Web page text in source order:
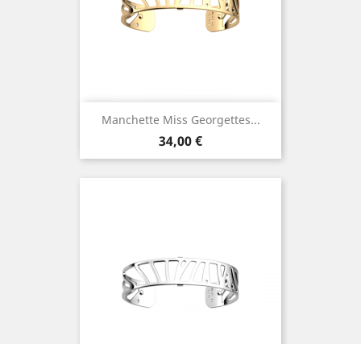
Manchette Miss Georgettes...
Prix
34,00 €